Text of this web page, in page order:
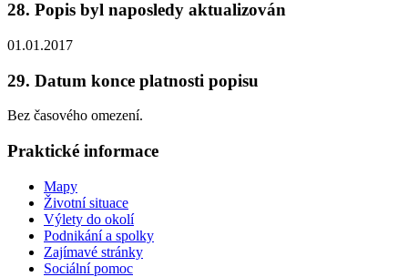
28. Popis byl naposledy aktualizován
01.01.2017
29. Datum konce platnosti popisu
Bez časového omezení.
Praktické informace
Mapy
Životní situace
Výlety do okolí
Podnikání a spolky
Zajímavé stránky
Sociální pomoc